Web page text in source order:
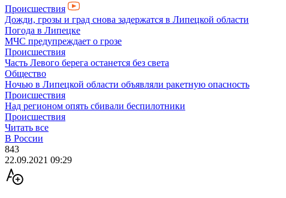
Происшествия
Дожди, грозы и град снова задержатся в Липецкой области
Погода в Липецке
МЧС предупреждает о грозе
Происшествия
Часть Левого берега останется без света
Общество
Ночью в Липецкой области объявляли ракетную опасность
Происшествия
Над регионом опять сбивали беспилотники
Происшествия
Читать все
В России
843
22.09.2021 09:29